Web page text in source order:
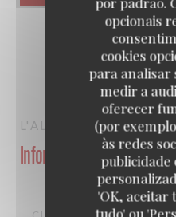
opcionais
cookies
para analisar
medir a
oferecer
(por
às redes
publicidade
'OK, aceitar
tudo' ou
L'ALSACE PARIS
Informações gerais